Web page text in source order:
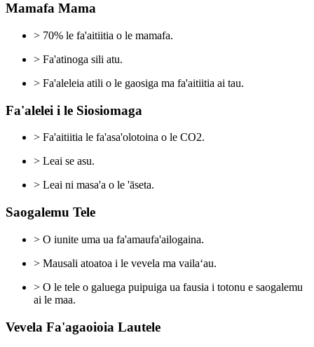
Mamafa Mama
> 70% le fa'aitiitia o le mamafa.
> Fa'atinoga sili atu.
> Fa'aleleia atili o le gaosiga ma fa'aitiitia ai tau.
Fa'alelei i le Siosiomaga
> Fa'aitiitia le fa'asa'olotoina o le CO2.
> Leai se asu.
> Leai ni masa'a o le 'āseta.
Saogalemu Tele
> O iunite uma ua fa'amaufa'ailogaina.
> Mausali atoatoa i le vevela ma vailaʻau.
> O le tele o galuega puipuiga ua fausia i totonu e saogalemu
ai le maa.
Vevela Fa'agaoioia Lautele